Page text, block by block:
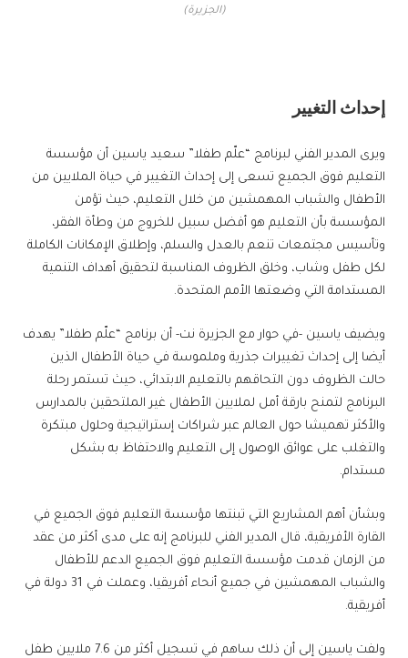
(الجزيرة)
إحداث التغيير
ويرى المدير الفني لبرنامج “علّم طفلا” سعيد ياسين أن مؤسسة
التعليم فوق الجميع تسعى إلى إحداث التغيير في حياة الملايين من
الأطفال والشباب المهمشين من خلال التعليم، حيث تؤمن
المؤسسة بأن التعليم هو أفضل سبيل للخروج من وطأة الفقر،
وتأسيس مجتمعات تنعم بالعدل والسلم، وإطلاق الإمكانات الكاملة
لكل طفل وشاب، وخلق الظروف المناسبة لتحقيق أهداف التنمية
المستدامة التي وضعتها الأمم المتحدة.
ويضيف ياسين -في حوار مع الجزيرة نت- أن برنامج “علّم طفلا” يهدف
أيضا إلى إحداث تغييرات جذرية وملموسة في حياة الأطفال الذين
حالت الظروف دون التحاقهم بالتعليم الابتدائي، حيث تستمر رحلة
البرنامج لتمنح بارقة أمل لملايين الأطفال غير الملتحقين بالمدارس
والأكثر تهميشا حول العالم عبر شراكات إستراتيجية وحلول مبتكرة
والتغلب على عوائق الوصول إلى التعليم والاحتفاظ به بشكل
مستدام.
وبشأن أهم المشاريع التي تبنتها مؤسسة التعليم فوق الجميع في
القارة الأفريقية، قال المدير الفني للبرنامج إنه على مدى أكثر من عقد
من الزمان قدمت مؤسسة التعليم فوق الجميع الدعم للأطفال
والشباب المهمشين في جميع أنحاء أفريقيا، وعملت في 31 دولة في
أفريقية.
ولفت ياسين إلى أن ذلك ساهم في تسجيل أكثر من 7.6 ملايين طفل